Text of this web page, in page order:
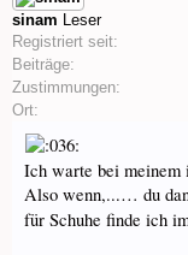
sinam Leser
Registriert seit:
Beiträge:
Zustimmungen:
Ort:
Ich warte bei meinem
Also wenn,...… du
für Schuhe finde ich